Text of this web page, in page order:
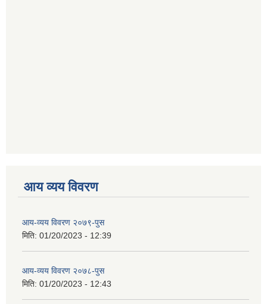
आय व्यय विवरण
आय-व्यय विवरण २०७९-पुस
मिति: 01/20/2023 - 12:39
आय-व्यय विवरण २०७८-पुस
मिति: 01/20/2023 - 12:43